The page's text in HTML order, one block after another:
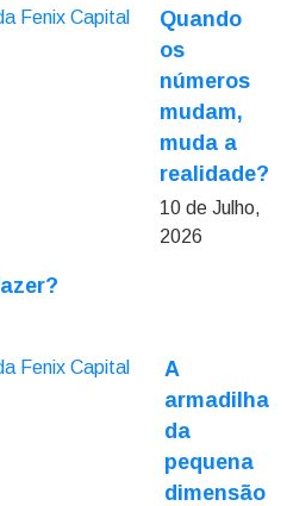
Quando
os
números
mudam,
muda a
realidade?
10 de Julho,
2026
A
armadilha
da
pequena
dimensão